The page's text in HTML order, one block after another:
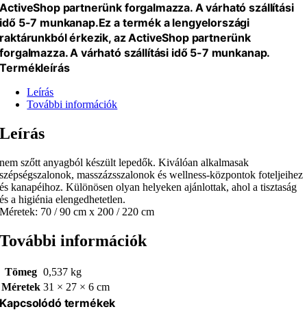
ActiveShop partnerünk forgalmazza. A várható szállítási
idő 5-7 munkanap.Ez a termék a lengyelországi
raktárunkból érkezik, az ActiveShop partnerünk
forgalmazza. A várható szállítási idő 5-7 munkanap.
Termékleírás
Leírás
További információk
Leírás
nem szőtt anyagból készült lepedők. Kiválóan alkalmasak
szépségszalonok, masszázsszalonok és wellness-központok foteljeihez
és kanapéihoz. Különösen olyan helyeken ajánlottak, ahol a tisztaság
és a higiénia elengedhetetlen.
Méretek: 70 / 90 cm x 200 / 220 cm
További információk
Tömeg 0,537 kg
Méretek 31 × 27 × 6 cm
Kapcsolódó termékek